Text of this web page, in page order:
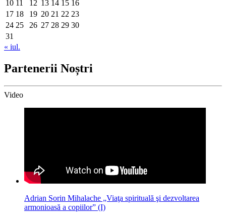
10 11 12 13 14 15 16
17 18 19 20 21 22 23
24 25 26 27 28 29 30
31
« iul.
Partenerii Noștri
Video
Adrian Sorin Mihalache „Viaţa spirituală şi dezvoltarea
armonioasă a copiilor” (I)